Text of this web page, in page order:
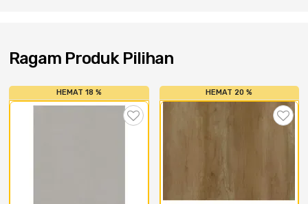
Ragam Produk Pilihan
HEMAT 18 % HEMAT 20 %